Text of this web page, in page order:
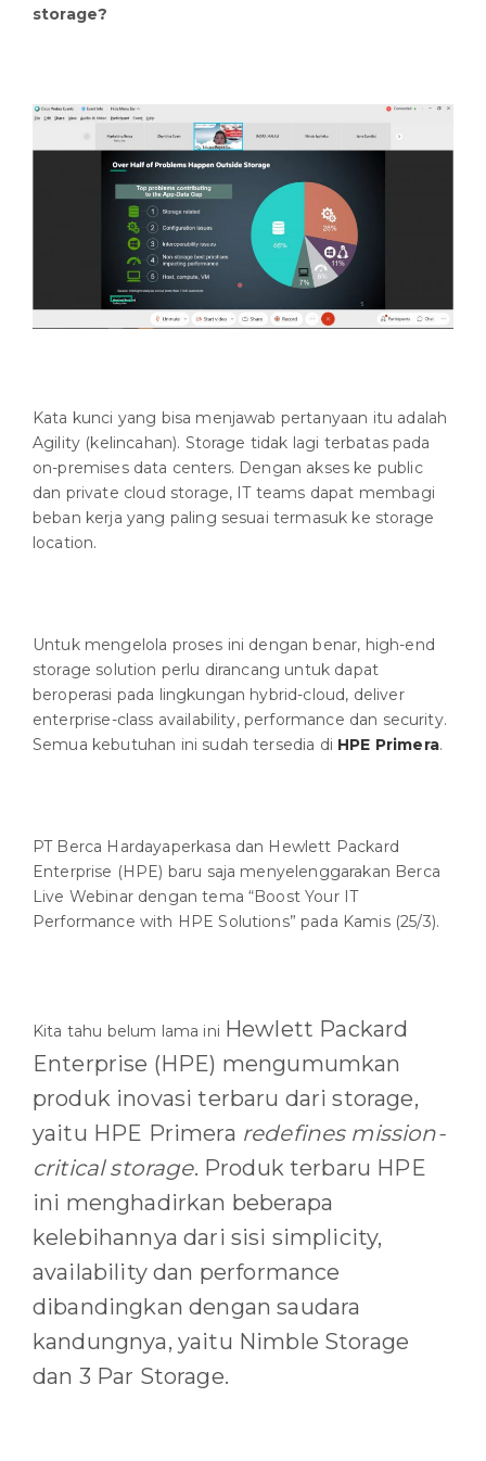
storage?
Kata kunci yang bisa menjawab pertanyaan itu adalah
Agility (kelincahan). Storage tidak lagi terbatas pada
on-premises data centers. Dengan akses ke public
dan private cloud storage, IT teams dapat membagi
beban kerja yang paling sesuai termasuk ke storage
location.
Untuk mengelola proses ini dengan benar, high-end
storage solution perlu dirancang untuk dapat
beroperasi pada lingkungan hybrid-cloud, deliver
enterprise-class availability, performance dan security.
Semua kebutuhan ini sudah tersedia di HPE Primera.
PT Berca Hardayaperkasa dan Hewlett Packard
Enterprise (HPE) baru saja menyelenggarakan Berca
Live Webinar dengan tema “Boost Your IT
Performance with HPE Solutions” pada Kamis (25/3).
Kita tahu belum lama ini Hewlett Packard
Enterprise (HPE) mengumumkan
produk inovasi terbaru dari storage,
yaitu HPE Primera redefines mission-
critical storage. Produk terbaru HPE
ini menghadirkan beberapa
kelebihannya dari sisi simplicity,
availability dan performance
dibandingkan dengan saudara
kandungnya, yaitu Nimble Storage
dan 3 Par Storage.